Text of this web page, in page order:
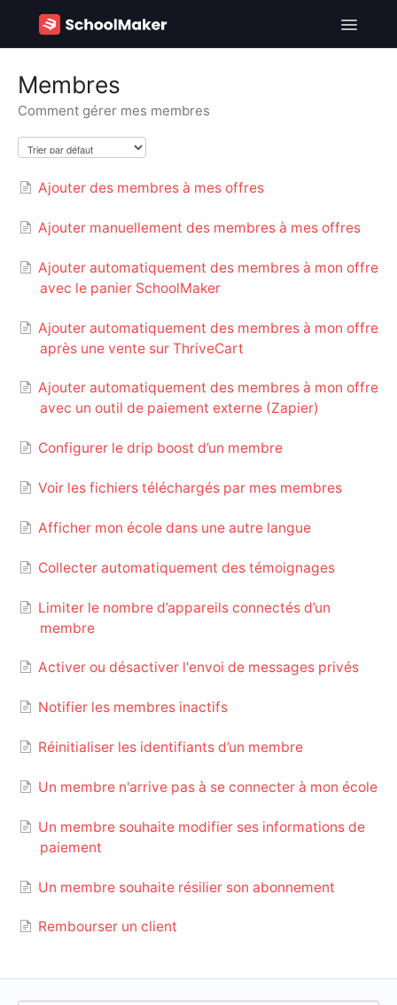
Toggle
SchoolMaker - EN
Membres
Comment gérer mes membres
Ajouter des membres à mes offres
Ajouter manuellement des membres à mes offres
Ajouter automatiquement des membres à mon offre
avec le panier SchoolMaker
Ajouter automatiquement des membres à mon offre
après une vente sur ThriveCart
Ajouter automatiquement des membres à mon offre
avec un outil de paiement externe (Zapier)
Configurer le drip boost d’un membre
Voir les fichiers téléchargés par mes membres
Afficher mon école dans une autre langue
Collecter automatiquement des témoignages
Limiter le nombre d’appareils connectés d’un
membre
Activer ou désactiver l'envoi de messages privés
Notifier les membres inactifs
Réinitialiser les identifiants d’un membre
Un membre n'arrive pas à se connecter à mon école
Un membre souhaite modifier ses informations de
paiement
Un membre souhaite résilier son abonnement
Rembourser un client